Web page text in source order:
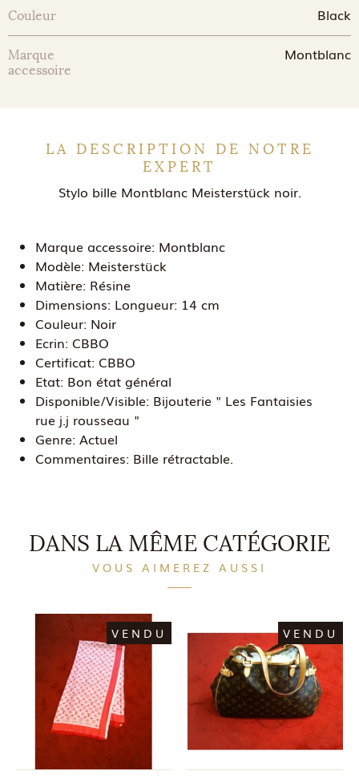
Couleur Black
Marque
accessoire
Montblanc
LA DESCRIPTION DE NOTRE
EXPERT
Stylo bille Montblanc Meisterstück noir.
Marque accessoire: Montblanc
Modèle: Meisterstück
Matière: Résine
Dimensions: Longueur: 14 cm
Couleur: Noir
Ecrin: CBBO
Certificat: CBBO
Etat: Bon état général
Disponible/Visible: Bijouterie " Les Fantaisies
rue j.j rousseau "
Genre: Actuel
Commentaires: Bille rétractable.
DANS LA MÊME CATÉGORIE
VOUS AIMEREZ AUSSI
VENDU VENDU